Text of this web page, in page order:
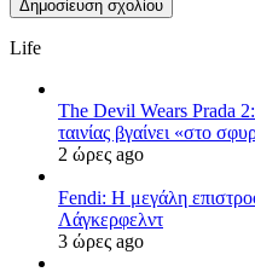
Life
The Devil Wears Prada
ταινίας βγαίνει «στο
2 ώρες ago
Fendi: Η μεγάλη
Λάγκερφελντ
3 ώρες ago